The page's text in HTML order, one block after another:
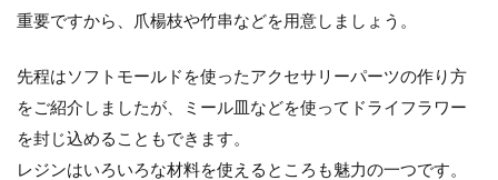
重要ですから、爪楊枝や竹串などを用意しましょう。
先程はソフトモールドを使ったアクセサリーパーツの作り方
をご紹介しましたが、ミール皿などを使ってドライフラワー
を封じ込めることもできます。
レジンはいろいろな材料を使えるところも魅力の一つです。